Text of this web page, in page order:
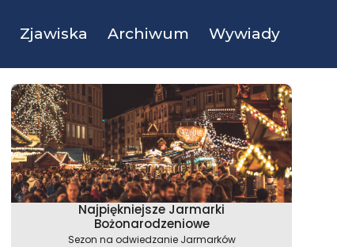
Zjawiska Archiwum Wywiady
Najpiękniejsze Jarmarki
Bożonarodzeniowe
Sezon na odwiedzanie Jarmarków